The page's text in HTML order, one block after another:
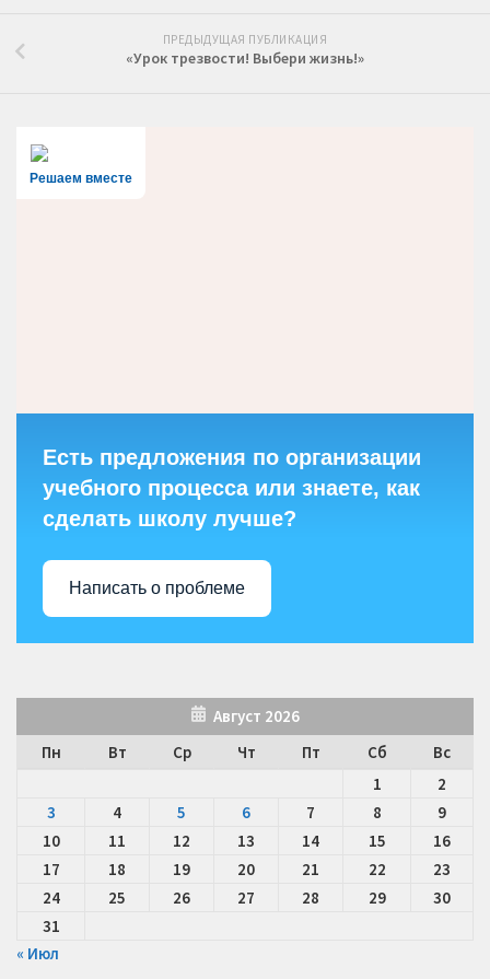
ПРЕДЫДУЩАЯ ПУБЛИКАЦИЯ
«Урок трезвости! Выбери жизнь!»
Решаем вместе
Есть предложения по организации
учебного процесса или знаете, как
сделать школу лучше?
Написать о проблеме
Август 2026
Пн
Вт Ср Чт Пт Сб
Вс
1
2
3
4 5 6 7 8
9
10
11 12 13 14 15
16
17
18 19 20 21 22
23
24
25 26 27 28 29
30
31
« Июл